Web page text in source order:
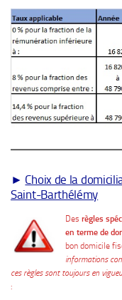
► Choix de la
Saint-Barthélémy
Desrègles
en terme de
bon domicile
informations
ces règles sont toujours en
: